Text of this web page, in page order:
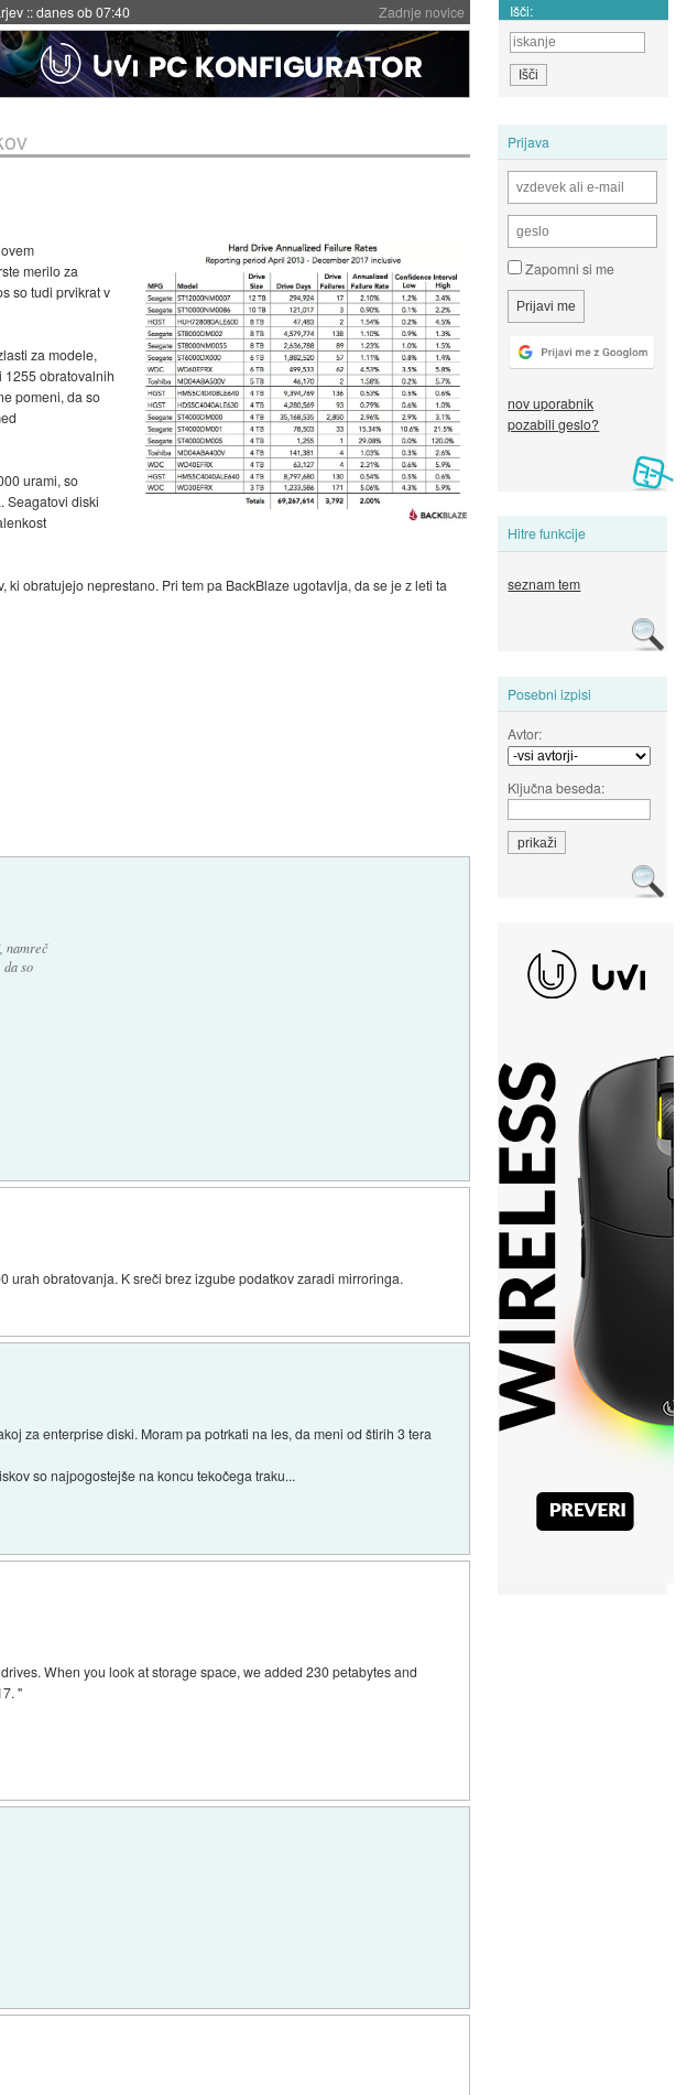
Zadnje novice Išči:
Prijava
Zapomni si me
nov uporabnik
pozabili geslo?
Hitre funkcije
seznam tem
Posebni izpisi
Avtor:
Ključna beseda:
merilo za
so tudi prvikrat v
za modele,
1255 obratovalnih
pomeni, da so
urami, so
Seagatovi diski
obratujejo neprestano. Pri tem pa BackBlaze ugotavlja, da se je z leti ta
namreč
so
obratovanja. K sreči brez izgube podatkov zaradi mirroringa.
za enterprise diski. Moram pa potrkati na les, da meni od štirih 3 tera
so najpogostejše na koncu tekočega traku...
When you look at storage space, we added 230 petabytes and
"